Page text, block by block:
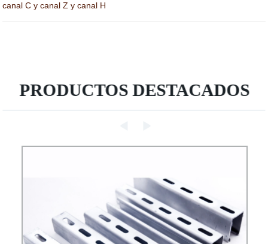
canal C y canal Z y canal H
PRODUCTOS DESTACADOS